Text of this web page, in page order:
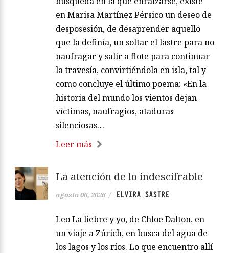
en Marisa Martínez Pérsico un deseo de
desposesión, de desaprender aquello
que la definía, un soltar el lastre para no
naufragar y salir a flote para continuar
la travesía, convirtiéndola en isla, tal y
como concluye el último poema: «En la
historia del mundo los vientos dejan
víctimas, naufragios, ataduras
silenciosas…
Leer más
La atención de lo indescifrable
agosto 06, 2026 / ELVIRA SASTRE
Leo La liebre y yo, de Chloe Dalton, en
un viaje a Zúrich, en busca del agua de
los lagos y los ríos. Lo que encuentro allí